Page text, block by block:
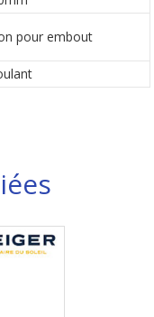
pour embout